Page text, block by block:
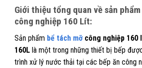
Giới thiệu tổng quan về sản
công nghiệp 160 Lít:
Sản phẩm bể tách mỡ công nghiệp 160
160L là một trong những thiết bị bếp
trình xử lý nước thải tại các bếp ăn công